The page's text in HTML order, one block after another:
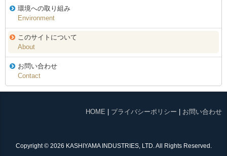
環境への取り組み
Environment
このサイトについて
About
お問い合わせ
Contact
HOME | プライバシーポリシー | お問い合わせ
Copyright © 2026 KASHIYAMA INDUSTRIES, LTD. All Rights Reserved.